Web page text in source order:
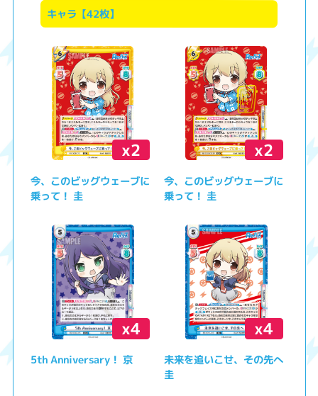
キャラ【42枚】
x2
今、このビッグウェーブに
乗って！ 圭
x2
今、このビッグウェーブに
乗って！ 圭
x4
5th Anniversary！ 京
x4
未来を追いこせ、その先へ
圭